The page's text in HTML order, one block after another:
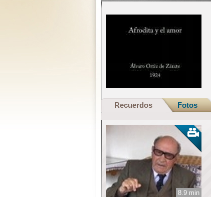
Recuerdos Fotos
8.9 min